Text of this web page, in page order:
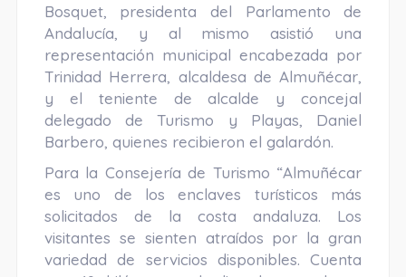
Bosquet, presidenta del Parlamento de
Andalucía, y al mismo asistió una
representación municipal encabezada por
Trinidad Herrera, alcaldesa de Almuñécar,
y el teniente de alcalde y concejal
delegado de Turismo y Playas, Daniel
Barbero, quienes recibieron el galardón.
Para la Consejería de Turismo “Almuñécar
es uno de los enclaves turísticos más
solicitados de la costa andaluza. Los
visitantes se sienten atraídos por la gran
variedad de servicios disponibles. Cuenta